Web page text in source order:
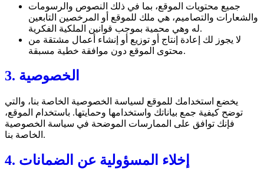
جميع محتويات الموقع، بما في ذلك النصوص والرسومات
والشعارات والتصاميم، هي ملك للموقع أو المرخصين التابعين
له وهي محمية بموجب قوانين الملكية الفكرية.
لا يجوز لك إعادة إنتاج أو توزيع أو إنشاء أعمال مشتقة من
محتوى الموقع دون موافقة خطية مسبقة.
3. الخصوصية
يخضع استخدامك للموقع لسياسة الخصوصية الخاصة بنا، والتي
توضح كيفية جمع بياناتك واستخدامها وحمايتها. باستخدام الموقع،
فإنك توافق على الممارسات الموضحة في سياسة الخصوصية
الخاصة بنا.
4. إخلاء المسؤولية عن الضمانات